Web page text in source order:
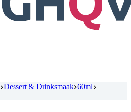
Dessert & Drinksmaak 60ml